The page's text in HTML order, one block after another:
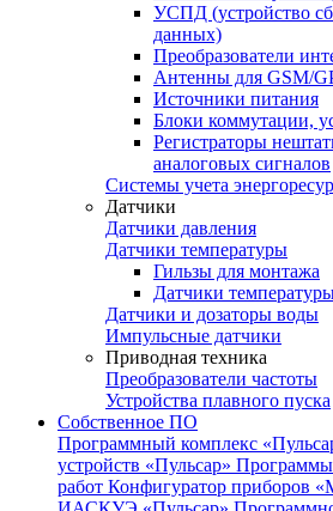
УСПД (устройство
данных)
Преобразователи
Антенны для GSM/
Источники питания
Блоки коммутации,
Регистраторы
аналоговых сигналов
Системы учета
Датчики
Датчики давления
Датчики температуры
Гильзы для монтажа
Датчики
Датчики и дозаторы воды
Импульсные датчики
Приводная техника
Преобразователи частоты
Устройства плавного пуска
Собственное ПО
Программный комплекс
устройств «Пульсар» Программы
работ Конфигуратор приборов